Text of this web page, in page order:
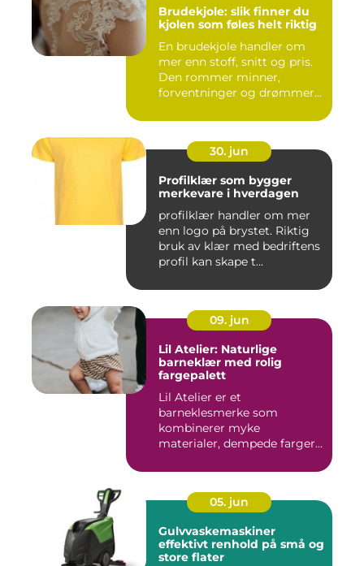
Brudekjole: slik finner du
kjolen som føles helt riktig
En brudekjole handler om
mer enn stoff, snitt og pris.
Den rommer minner,
forventninger og drømmer
30. jun
Profilklær som bygger
merkevare i hverdagen
profilklær handler om mer
enn logo på brystet. Riktig
bruk av klær med bedriftens
profil kan skape t...
09. jun
Lil Atelier: Naturlige
barneklær med rolig
fargepalett
Lil Atelier er et
barneklesmerke som
kombinerer myke
materialer, dempede farger
05. jun
Gulvvaskemaskiner
effektivt renhold på små og
store flater